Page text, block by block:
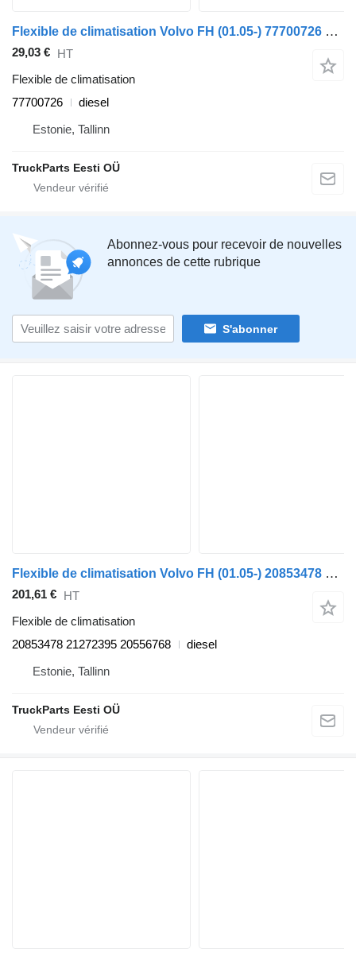
Flexible de climatisation Volvo FH (01.05-) 77700726 pour tracteur routier Volvo FH12, FH16, NH12, FH, VNL780 (1993-2014)
29,03 € HT
Flexible de climatisation
77700726
diesel
Estonie, Tallinn
TruckParts Eesti OÜ
Abonnez-vous pour recevoir de nouvelles
annonces de cette rubrique
S'abonner
Flexible de climatisation Volvo FH (01.05-) 20853478 pour tracteur routier Volvo FH12, FH16, NH12, FH, VNL780 (1993-2014)
201,61 € HT
Flexible de climatisation
20853478 21272395 20556768
diesel
Estonie, Tallinn
TruckParts Eesti OÜ